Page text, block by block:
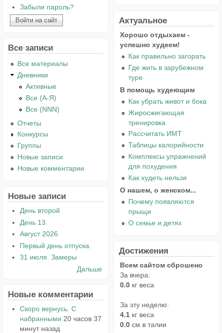
Забыли пароль?
Все записи
Все материалы
Дневники
Активные
Все (А-Я)
Все (NNN)
Отчеты
Конкурсы
Группы
Новые записи
Новые комментарии
Новые записи
День второй
День 13.
Август 2026
Первый день отпуска.
31 июля. Замеры
Дальше
Новые комментарии
Скоро вернусь. С
набранными 20 часов 37
минут назад
Актуальное
Хорошо отдыхаем -
успешно худеем!
Как правильно загорать
Где жить в зарубежном
туре
В помощь худеющим
Как убрать живот и бока
Жиросжигающая
тренировка
Рассчитать ИМТ
Таблицы калорийности
Комплексы упражнений
для похудения
Как худеть нельзя
О нашем, о женском...
Почему появляются
прыщи
О семье и детях
Достижения
Всем сайтом сброшено
За вчера:
0.0 кг веса
За эту неделю:
4.1 кг веса
0.0 см в талии